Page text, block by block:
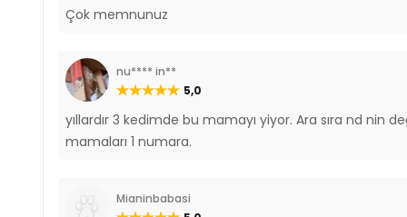
Çok memnunuz
nu**** in**
5,0
yıllardır 3 kedimde bu mamayı yiyor. Ara sıra nd nin
mamaları 1 numara.
Mianinbabasi